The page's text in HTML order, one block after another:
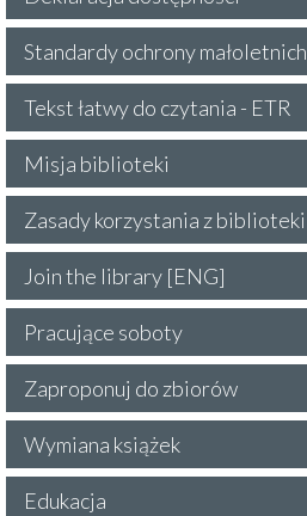
Standardy ochrony małoletnich
Tekst łatwy do czytania - ETR
Misja biblioteki
Zasady korzystania z biblioteki
Join the library [ENG]
Pracujące soboty
Zaproponuj do zbiorów
Wymiana książek
Edukacja